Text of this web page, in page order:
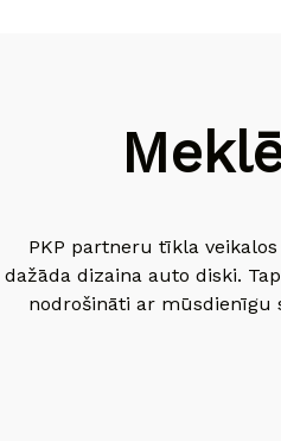
PKP partneru tīkla
dažāda dizaina auto diski.
nodrošināti ar mūsdienīgu